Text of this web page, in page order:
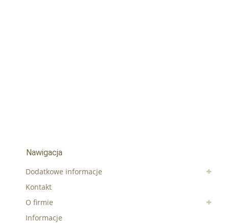
Nawigacja
Dodatkowe informacje
Kontakt
O firmie
Informacje